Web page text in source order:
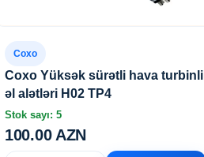
Coxo
Coxo Yüksək sürətli hava turbinli
əl alətləri H02 TP4
Stok sayı: 5
100.00 AZN